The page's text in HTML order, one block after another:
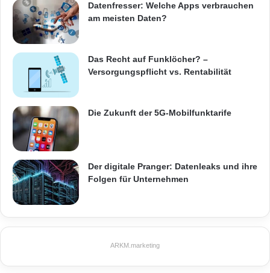
Datenfresser: Welche Apps verbrauchen
am meisten Daten?
Das Recht auf Funklöcher? –
Versorgungspflicht vs. Rentabilität
Die Zukunft der 5G-Mobilfunktarife
Der digitale Pranger: Datenleaks und ihre
Folgen für Unternehmen
ARKM.marketing